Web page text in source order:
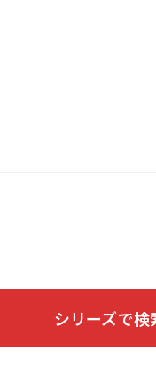
シリーズで検